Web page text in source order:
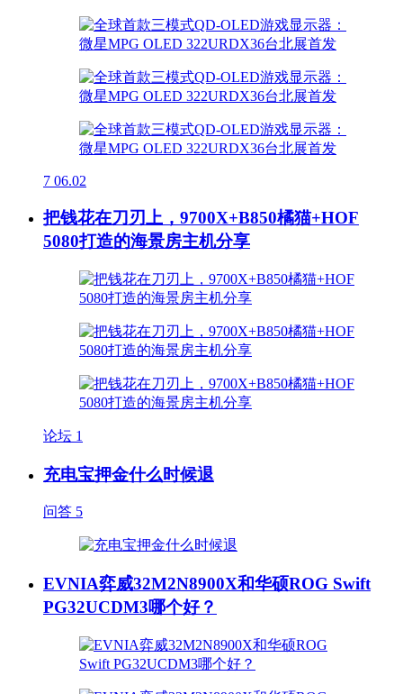
7 06.02
把钱花在刀刃上，9700X+B850橘猫+HOF
5080打造的海景房主机分享
论坛 1
充电宝押金什么时候退
问答 5
EVNIA弈威32M2N8900X和华硕ROG Swift
PG32UCDM3哪个好？